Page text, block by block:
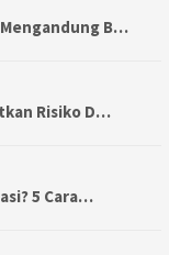
Mengandung B…
Risiko D…
5 Cara…